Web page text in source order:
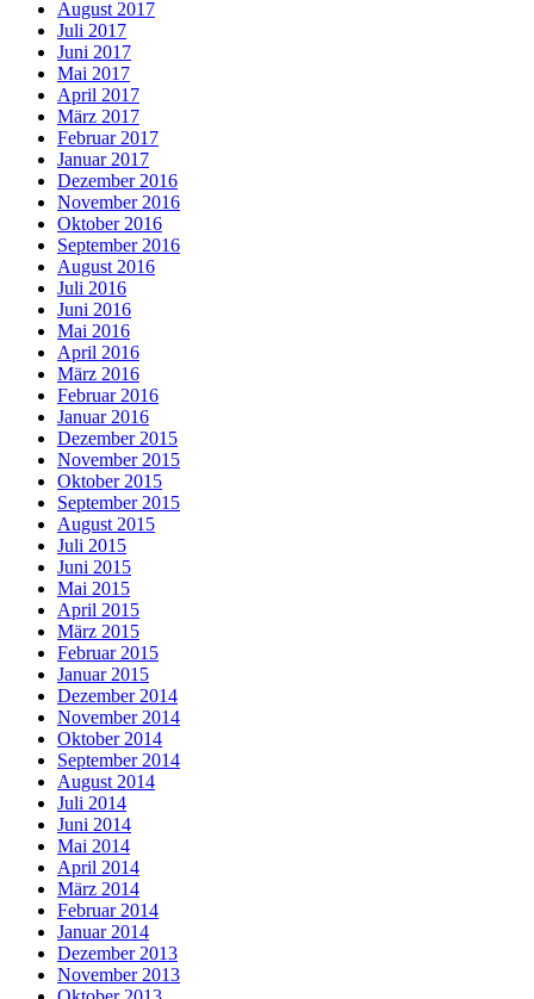
August 2017
Juli 2017
Juni 2017
Mai 2017
April 2017
März 2017
Februar 2017
Januar 2017
Dezember 2016
November 2016
Oktober 2016
September 2016
August 2016
Juli 2016
Juni 2016
Mai 2016
April 2016
März 2016
Februar 2016
Januar 2016
Dezember 2015
November 2015
Oktober 2015
September 2015
August 2015
Juli 2015
Juni 2015
Mai 2015
April 2015
März 2015
Februar 2015
Januar 2015
Dezember 2014
November 2014
Oktober 2014
September 2014
August 2014
Juli 2014
Juni 2014
Mai 2014
April 2014
März 2014
Februar 2014
Januar 2014
Dezember 2013
November 2013